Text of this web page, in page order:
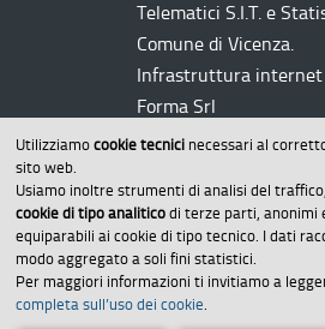
Utilizziamo cookie tecnici necessari al
sito web.
Usiamo inoltre strumenti di analisi del
cookie di tipo analitico di terze parti, anonimi
equiparabili ai cookie di tipo tecnico. I dati
modo aggregato a soli fini statistici.
Per maggiori informazioni ti invitiamo a
completa sull’uso dei cookie
Telematici S.I.T. e
Comune di Vicenza.
Infrastruttura internet
Forma Srl
Amministrazione